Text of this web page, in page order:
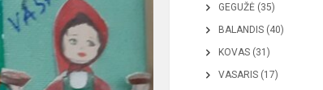
GEGUŽĖ (35)
BALANDIS (40)
KOVAS (31)
VASARIS (17)